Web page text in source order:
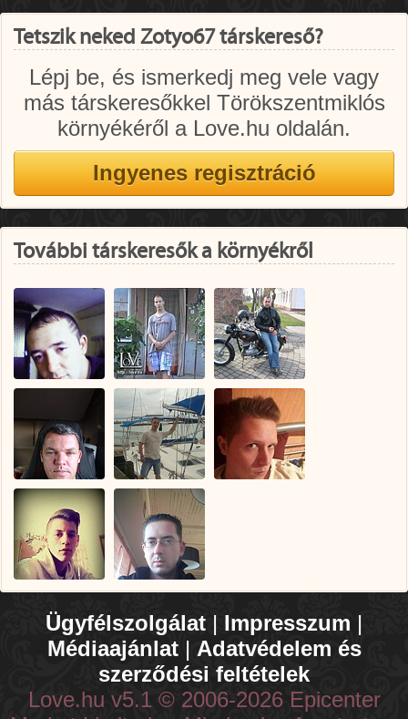
Tetszik neked Zotyo67 társkereső?
Lépj be, és ismerkedj meg vele vagy
más társkeresőkkel Törökszentmiklós
környékéről a Love.hu oldalán.
További társkeresők a környékről
Ügyfélszolgálat | Impresszum |
Médiaajánlat| Adatvédelem és
szerződési feltételek
Love.hu v5.1 © 2006-2026 Epicenter